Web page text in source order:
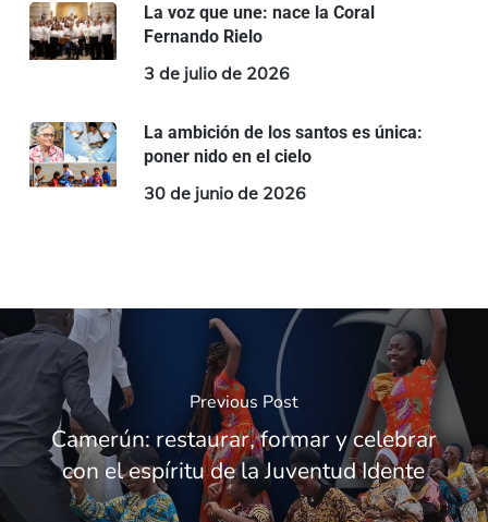
La voz que une: nace la Coral
Fernando Rielo
3 de julio de 2026
La ambición de los santos es única:
poner nido en el cielo
30 de junio de 2026
Previous Post
Camerún: restaurar, formar y celebrar
con el espíritu de la Juventud Idente